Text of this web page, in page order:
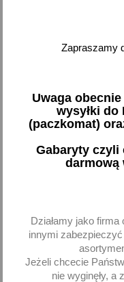
+
Wtyczka gniazda
zapalniczki z
EURO / DIN 12 V 24 V
Zapraszamy
Uwaga
wysyłki do
(paczkomat)
Gabaryty czyli
darmową
Działamy jako
innymi
Jeżeli chcecie
nie wyginęły, a